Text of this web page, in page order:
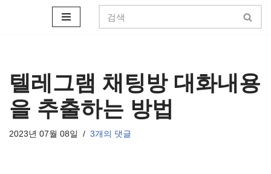
로
건
너
뛰
기
텔레그램 채팅방 대화내용
을 추출하는 방법
2023년 07월 08일 3개의 댓글